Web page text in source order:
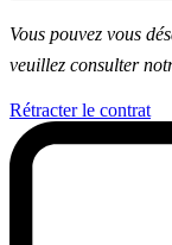
Vous pouvez vous
veuillez consulter
Rétracter le contrat